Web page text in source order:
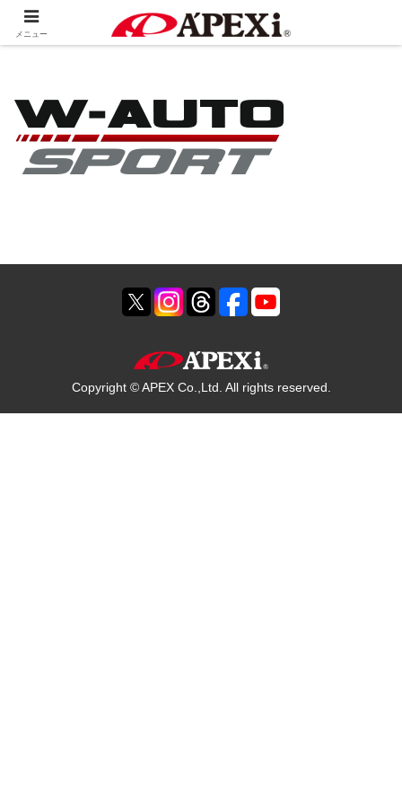
会社情報 海外ネットワーク
Copyright © APEX Co.,Ltd. All rights reserved.
メニュー